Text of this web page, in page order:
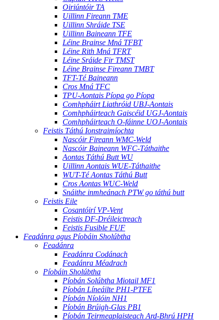
Oiriúntóir TA
Uillinn Fireann TME
Uillinn Shráide TSE
Uillinn Baineann TFE
Léine Brainse Mná TFBT
Léine Rith Mná TFRT
Léine Sráide Fir TMST
Léine Brainse Fireann TMBT
TFT-Té Baineann
Cros Mná TFC
TPU-Aontais Píopa go Píopa
Comhpháirt Liathróid UBJ-Aontais
Comhpháirteach Gaiscéid UGJ-Aontais
Comhpháirteach O-fáinne UOJ-Aontais
Feistis Táthú Ionstraimíochta
Nascóir Fireann WMC-Weld
Nascóir Baineann WFC-Táthaithe
Aontas Táthú Butt WU
Uillinn Aontais WUE-Táthaithe
WUT-Té Aontas Táthú Butt
Cros Aontas WUC-Weld
Snáithe inmheánach PTW go táthú butt
Feistis Eile
Cosantóirí VP-Vent
Feistis DF-Dréileictreach
Feistis Fusible FUF
Feadánra agus Píobáin Sholúbtha
Feadánra
Feadánra Codánach
Feadánra Méadrach
Píobáin Sholúbtha
Píobán Solúbtha Miotail MF1
Píobán Líneáilte PH1-PTFE
Píobán Níolóin NH1
Píobán Brúigh-Glas PB1
Píobán Teirmeaplaisteach Ard-Bhrú HPH